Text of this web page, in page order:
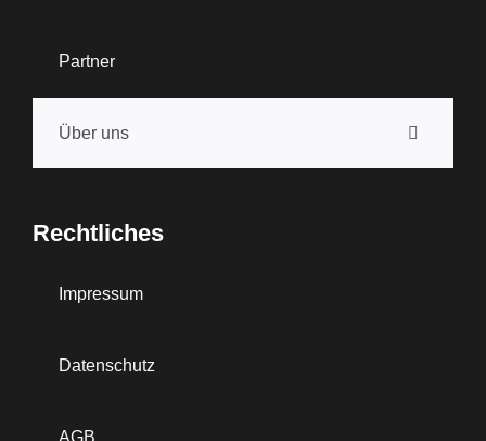
Partner
Über uns
Rechtliches
Impressum
Datenschutz
AGB